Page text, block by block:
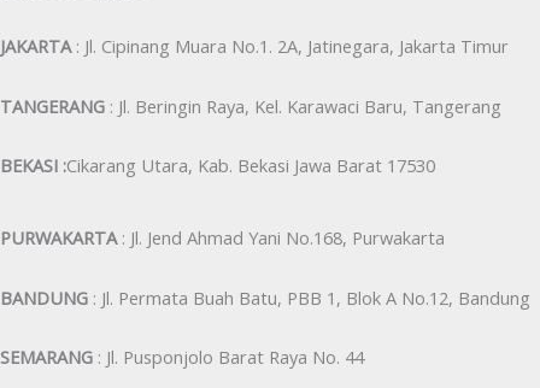
JAKARTA: Jl. Cipinang Muara No.1. 2A, Jatinegara, Jakarta Timur
TANGERANG : Jl. Beringin Raya, Kel. Karawaci Baru, Tangerang
BEKASI :Cikarang Utara, Kab. Bekasi Jawa Barat 17530
PURWAKARTA: Jl. Jend Ahmad Yani No.168, Purwakarta
BANDUNG : Jl. Permata Buah Batu, PBB 1, Blok A No.12, Bandung
SEMARANG : Jl. Pusponjolo Barat Raya No. 44